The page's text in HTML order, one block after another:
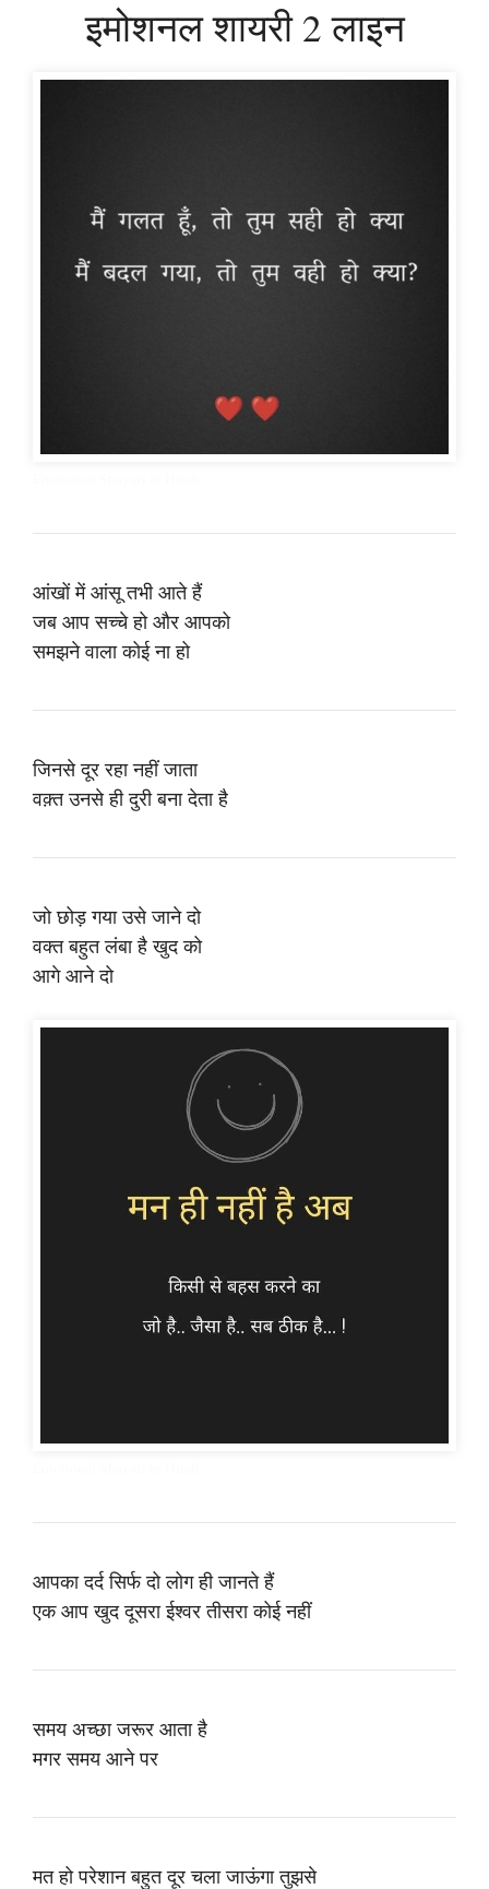
इमोशनल शायरी 2 लाइन
आंखों में आंसू तभी आते हैं
जब आप सच्चे हो और आपको
समझने वाला कोई ना हो
जिनसे दूर रहा नहीं जाता
वक़्त उनसे ही दुरी बना देता है
जो छोड़ गया उसे जाने दो
वक्त बहुत लंबा है खुद को
आगे आने दो
आपका दर्द सिर्फ दो लोग ही जानते हैं
एक आप खुद दूसरा ईश्वर तीसरा कोई नहीं
समय अच्छा जरूर आता है
मगर समय आने पर
मत हो परेशान बहुत दूर चला जाऊंगा तुझसे